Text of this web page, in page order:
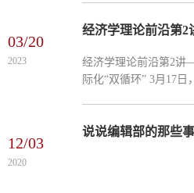
03/20
2023
经济学理论前沿第2讲
际化“双循环” 3月17日，经济学院在凌云楼南901举办
博士...
12/03
2020
说说编辑部的那些